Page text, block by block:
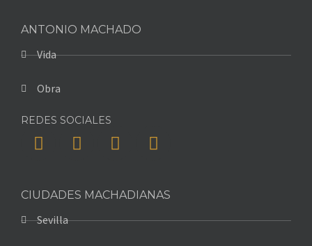
ANTONIO MACHADO
Vida
Obra
REDES SOCIALES
CIUDADES MACHADIANAS
Sevilla